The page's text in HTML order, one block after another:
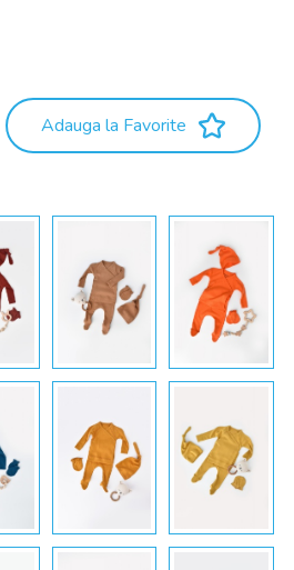
Adauga la Favorite